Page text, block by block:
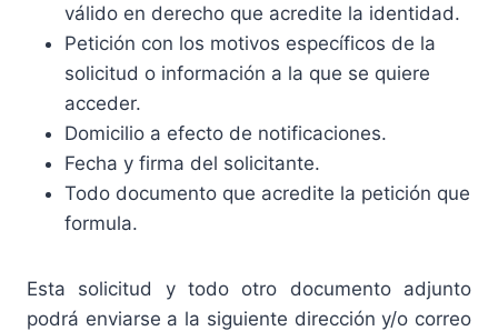
válido en derecho que acredite la identidad.
Petición con los motivos específicos de la
solicitud o información a la que se quiere
acceder.
Domicilio a efecto de notificaciones.
Fecha y firma del solicitante.
Todo documento que acredite la petición que
formula.
Esta solicitud y todo otro documento adjunto
podrá enviarse a la siguiente dirección y/o correo